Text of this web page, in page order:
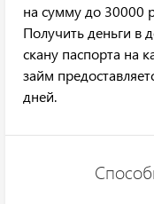
на сумму до 30000
Получить деньги в
скану паспорта на
займ
дней.